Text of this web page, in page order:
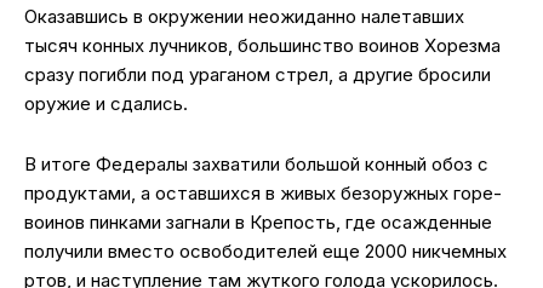
Оказавшись в окружении неожиданно налетавших
тысяч конных лучников, большинство воинов Хорезма
сразу погибли под ураганом стрел, а другие бросили
оружие и сдались.
В итоге Федералы захватили большой конный обоз с
продуктами, а оставшихся в живых безоружных горе-
воинов пинками загнали в Крепость, где осажденные
получили вместо освободителей еще 2000 никчемных
ртов, и наступление там жуткого голода ускорилось.